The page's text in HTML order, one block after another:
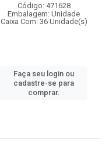
Código: 471628
Embalagem: Unidade
Caixa Com: 36 Unidade(s)
Faça seu login ou
cadastre-se para
comprar.